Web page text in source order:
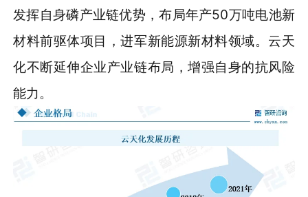
发挥自身磷产业链优势，布局年产50万吨电池新
材料前驱体项目，进军新能源新材料领域。云天
化不断延伸企业产业链布局，增强自身的抗风险
能力。